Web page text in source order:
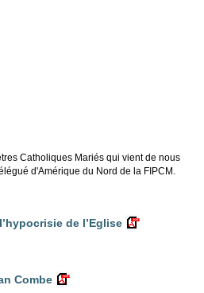
Catholiques Mariés qui vient de nous
d'Amérique du Nord de la FIPCM.
de l’Eglise
Combe